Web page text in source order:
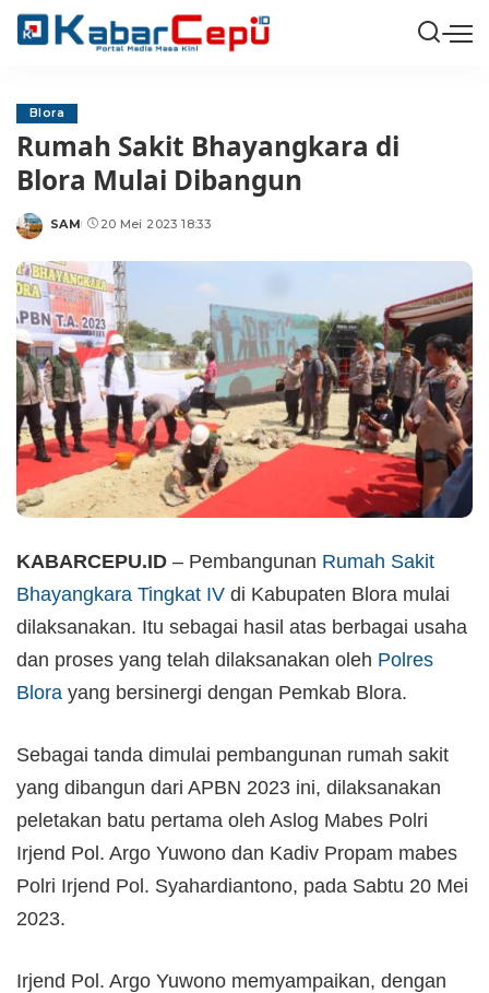
Blora
Rumah Sakit Bhayangkara di
Blora Mulai Dibangun
Posted
SAM 20 Mei 2023 18:33
KABARCEPU.ID – Pembangunan Rumah Sakit
Bhayangkara Tingkat IV di Kabupaten Blora mulai
dilaksanakan. Itu sebagai hasil atas berbagai usaha
dan proses yang telah dilaksanakan oleh Polres
Blora yang bersinergi dengan Pemkab Blora.
Sebagai tanda dimulai pembangunan rumah sakit
yang dibangun dari APBN 2023 ini, dilaksanakan
peletakan batu pertama oleh Aslog Mabes Polri
Irjend Pol. Argo Yuwono dan Kadiv Propam mabes
Polri Irjend Pol. Syahardiantono, pada Sabtu 20 Mei
2023.
Irjend Pol. Argo Yuwono memyampaikan, dengan